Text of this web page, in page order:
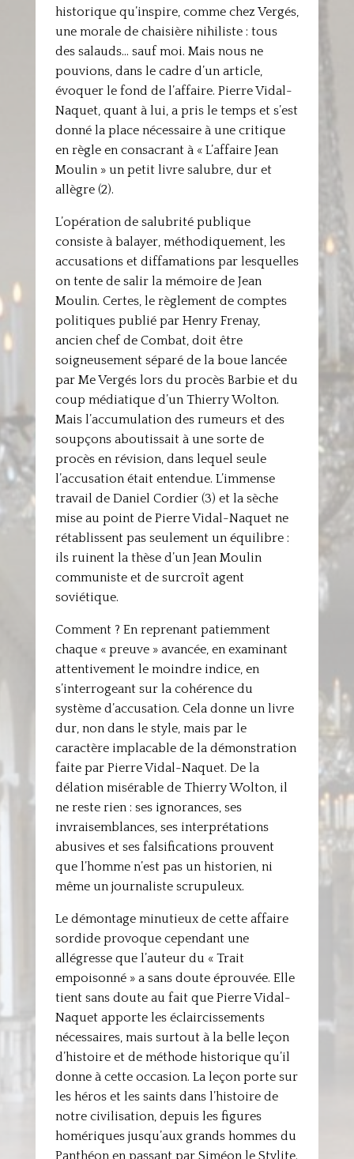
historique qu’inspire, comme chez Vergés,
une morale de chaisière nihiliste : tous
des salauds… sauf moi. Mais nous ne
pouvions, dans le cadre d’un article,
évoquer le fond de l’affaire. Pierre Vidal-
Naquet, quant à lui, a pris le temps et s’est
donné la place nécessaire à une critique
en règle en consacrant à « L’affaire Jean
Moulin » un petit livre salubre, dur et
allègre (2).
L’opération de salubrité publique
consiste à balayer, méthodiquement, les
accusations et diffamations par lesquelles
on tente de salir la mémoire de Jean
Moulin. Certes, le règlement de comptes
politiques publié par Henry Frenay,
ancien chef de Combat, doit être
soigneusement séparé de la boue lancée
par Me Vergés lors du procès Barbie et du
coup médiatique d’un Thierry Wolton.
Mais l’accumulation des rumeurs et des
soupçons aboutissait à une sorte de
procès en révision, dans lequel seule
l’accusation était entendue. L’immense
travail de Daniel Cordier (3) et la sèche
mise au point de Pierre Vidal-Naquet ne
rétablissent pas seulement un équilibre :
ils ruinent la thèse d’un Jean Moulin
communiste et de surcroît agent
soviétique.
Comment ? En reprenant patiemment
chaque « preuve » avancée, en examinant
attentivement le moindre indice, en
s’interrogeant sur la cohérence du
système d’accusation. Cela donne un livre
dur, non dans le style, mais par le
caractère implacable de la démonstration
faite par Pierre Vidal-Naquet. De la
délation misérable de Thierry Wolton, il
ne reste rien : ses ignorances, ses
invraisemblances, ses interprétations
abusives et ses falsifications prouvent
que l’homme n’est pas un historien, ni
même un journaliste scrupuleux.
Le démontage minutieux de cette affaire
sordide provoque cependant une
allégresse que l’auteur du « Trait
empoisonné » a sans doute éprouvée. Elle
tient sans doute au fait que Pierre Vidal-
Naquet apporte les éclaircissements
nécessaires, mais surtout à la belle leçon
d’histoire et de méthode historique qu’il
donne à cette occasion. La leçon porte sur
les héros et les saints dans l’histoire de
notre civilisation, depuis les figures
homériques jusqu’aux grands hommes du
Panthéon en passant par Siméon le Stylite.